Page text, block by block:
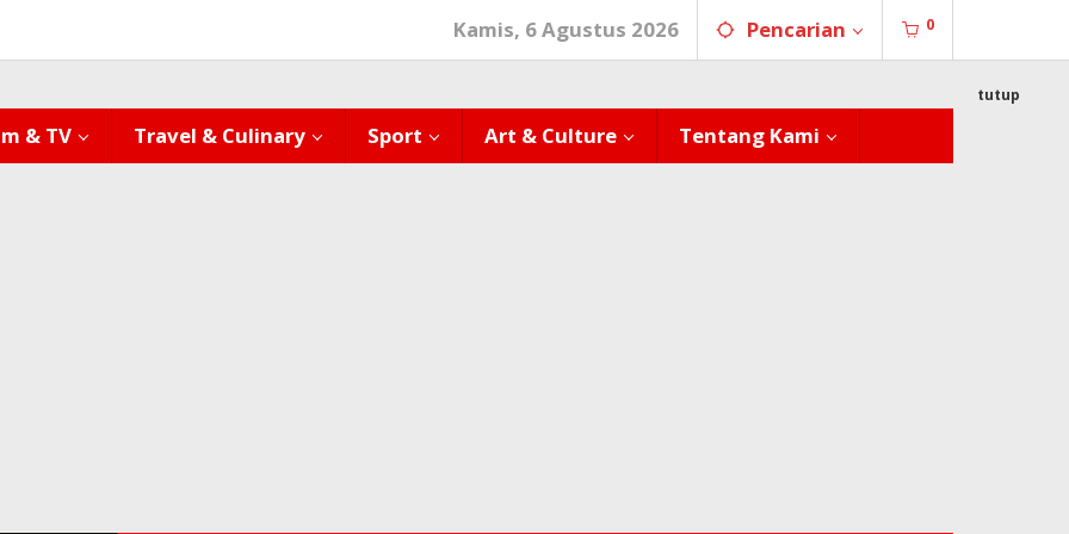
Kamis, 6 Agustus 2026 Pencarian 0
& TV Travel & Culinary Sport Art & Culture Tentang Kami
tutup